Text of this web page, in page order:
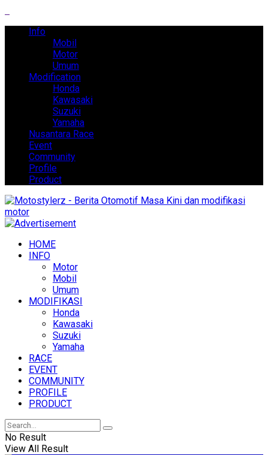
Info
Mobil
Motor
Umum
Modification
Honda
Kawasaki
Suzuki
Yamaha
Nusantara Race
Event
Community
Profile
Product
HOME
INFO
Motor
Mobil
Umum
MODIFIKASI
Honda
Kawasaki
Suzuki
Yamaha
RACE
EVENT
COMMUNITY
PROFILE
PRODUCT
No Result
View All Result